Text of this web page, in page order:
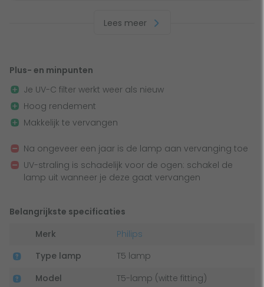
van de UV-straling door het hoge aantal branduren
algen en ziektekiemen worden niet meer effectief
afgebroken. Voor een constante goede werking van je UV-
C filter vervang je de UV-C lamp jaarlijks.
Veiligheid
Let op! UV-C straling is schadelijk voor je ogen als je
de lamp dus altijd uit wanneer je deze gaat vervangen.
voorzien van een speciale schakelaar waardoor de UV-C
lamp uitschakelt wanneer je de behuizing opent.
Lees meer
Plus- en minpunten
Je UV-C filter werkt weer als nieuw
Hoog rendement
Makkelijk te vervangen
Na ongeveer een jaar is de lamp aan vervanging toe
UV-straling is schadelijk voor de ogen: schakel de
lamp uit wanneer je deze gaat vervangen
Belangrijkste specificaties
Merk
Philips
Type lamp
T5 lamp
Model
T5-lamp (witte fitting)